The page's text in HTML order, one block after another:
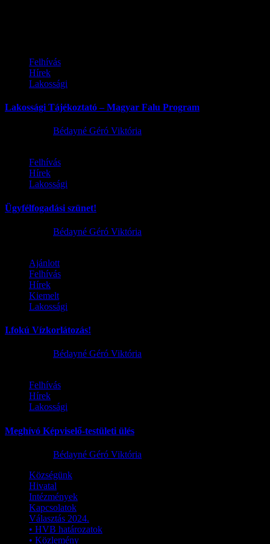
Felhívás
Hírek
Lakossági
Lakossági Tájékoztató – Magyar Falu Program
Bédayné Géró Viktória
Felhívás
Hírek
Lakossági
Ügyfélfogadási szünet!
Bédayné Géró Viktória
Ajánlott
Felhívás
Hírek
Kiemelt
Lakossági
I.fokú Vízkorlátozás!
Bédayné Géró Viktória
Felhívás
Hírek
Lakossági
Meghívó Képviselő-testületi ülés
Bédayné Géró Viktória
Községünk
Hivatal
Intézmények
Kapcsolatok
Választás 2024.
• HVB határozatok
• Közlemény